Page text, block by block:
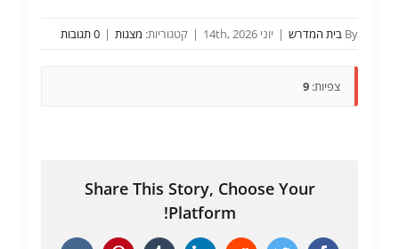
By בית המדרש | יוני 14th, 2026 | קטגוריות: מצגות | 0 תגובות
צפיות: 9
Share This Story, Choose Your
Platform!